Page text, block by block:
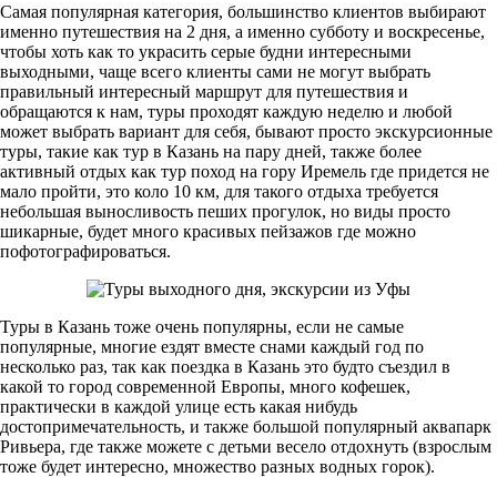
Самая популярная категория, большинство клиентов выбирают
именно путешествия на 2 дня, а именно субботу и воскресенье,
чтобы хоть как то украсить серые будни интересными
выходными, чаще всего клиенты сами не могут выбрать
правильный интересный маршрут для путешествия и
обращаются к нам, туры проходят каждую неделю и любой
может выбрать вариант для себя, бывают просто экскурсионные
туры, такие как тур в Казань на пару дней, также более
активный отдых как тур поход на гору Иремель где придется не
мало пройти, это коло 10 км, для такого отдыха требуется
небольшая выносливость пеших прогулок, но виды просто
шикарные, будет много красивых пейзажов где можно
пофотографиров­аться.
Туры в Казань тоже очень популярны, если не самые
популярные, многие ездят вместе снами каждый год по
несколько раз, так как поездка в Казань это будто съездил в
какой то город современной Европы, много кофешек,
практически в каждой улице есть какая нибудь
достопримечательность, и также большой популярный аквапарк
Ривьера, где также можете с детьми весело отдохнуть (взрослым
тоже будет интересно, множество разных водных горок).